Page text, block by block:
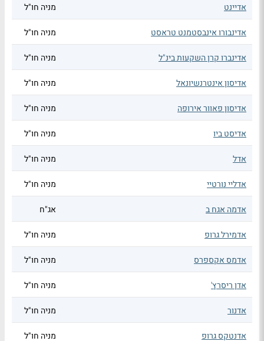
אדיינט מניה חו"ל
אדינבורו אינבסטמנט טראסט מניה חו"ל
אדינברו קרן השקעות בינ"ל מניה חו"ל
אדיסון אינטרנשיונאל מניה חו"ל
אדיסון פאוור אירופה מניה חו"ל
אדיסט ביו מניה חו"ל
אדל מניה חו"ל
אדליי נורטיי מניה חו"ל
אדמה אגח ב אג"ח
אדמירל גרופ מניה חו"ל
אדמס אקספרס מניה חו"ל
אדן ריסרץ' מניה חו"ל
אדנור מניה חו"ל
אדנטקס גרופ מניה חו"ל